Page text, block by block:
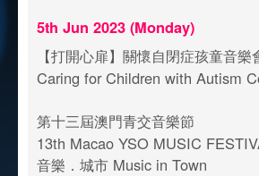
5th Jun 2023 (Monday)
【打開心扉】關懷自閉症孩童音樂
Caring for Children with Autism
第十三屆澳門青交音樂節
13th Macao YSO MUSIC
音樂．城市 Music in Town